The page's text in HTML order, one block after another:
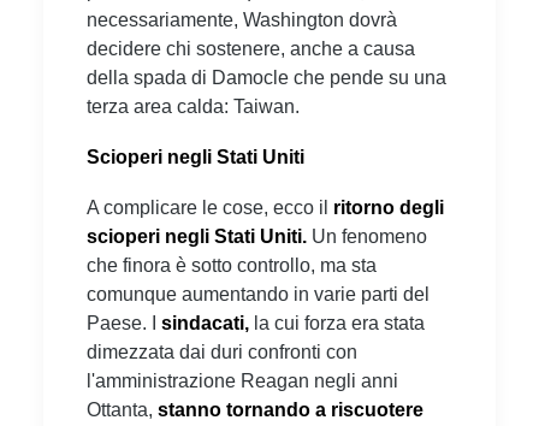
necessariamente, Washington dovrà
decidere chi sostenere, anche a causa
della spada di Damocle che pende su una
terza area calda: Taiwan.
Scioperi negli Stati Uniti
A complicare le cose, ecco il ritorno degli
scioperi negli Stati Uniti. Un fenomeno
che finora è sotto controllo, ma sta
comunque aumentando in varie parti del
Paese. I sindacati, la cui forza era stata
dimezzata dai duri confronti con
l'amministrazione Reagan negli anni
Ottanta, stanno tornando a riscuotere